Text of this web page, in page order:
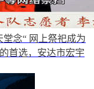
堂念“ 网上祭祀成为
首选，安达市宏宇